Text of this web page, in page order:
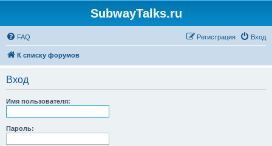
SubwayTalks.ru
FAQ Вход
Регистрация
К списку форумов
Вход
Имя пользователя:
Пароль: